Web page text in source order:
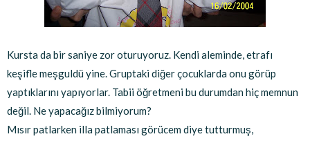
Kursta da bir saniye zor oturuyoruz. Kendi aleminde, etrafı
keşifle meşguldü yine. Gruptaki diğer çocuklarda onu görüp
yaptıklarını yapıyorlar. Tabii öğretmeni bu durumdan hiç memnun
değil. Ne yapacağız bilmiyorum?
Mısır patlarken illa patlaması görücem diye tutturmuş,